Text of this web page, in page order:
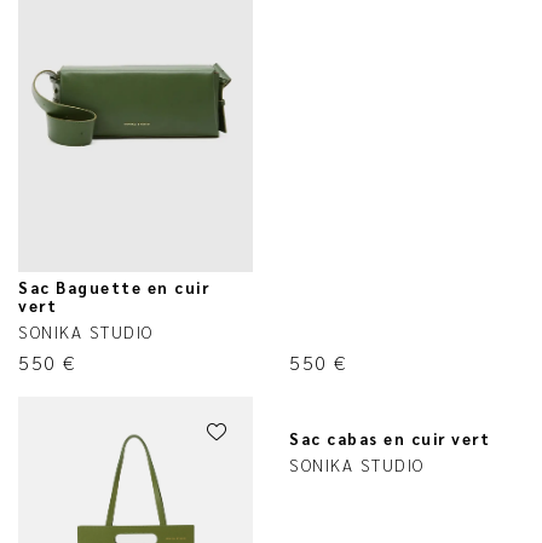
Sac Baguette en cuir
vert
SONIKA STUDIO
550 € 550 €
Sac cabas en cuir vert
SONIKA STUDIO